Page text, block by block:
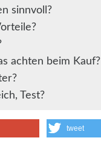
sinnvoll?
achten beim Kauf?
Test?
tweet